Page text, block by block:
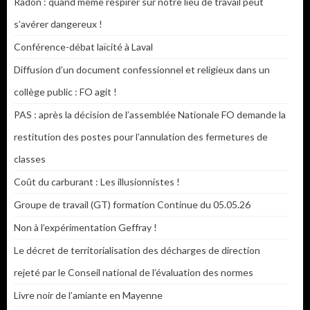
s’avérer dangereux !
Conférence-débat laïcité à Laval
Diffusion d’un document confessionnel et religieux dans un
collège public : FO agit !
PAS : après la décision de l’assemblée Nationale FO demande la
restitution des postes pour l’annulation des fermetures de
classes
Coût du carburant : Les illusionnistes !
Groupe de travail (GT) formation Continue du 05.05.26
Non à l’expérimentation Geffray !
Le décret de territorialisation des décharges de direction
rejeté par le Conseil national de l’évaluation des normes
Livre noir de l’amiante en Mayenne